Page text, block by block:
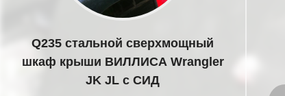
Q235 стальной сверхмощный
шкаф крыши ВИЛЛИСА Wrangler
JK JL с СИД